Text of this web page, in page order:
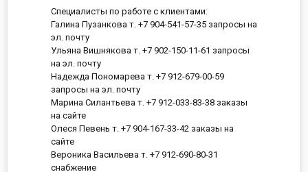
Специалисты по работе с клиентами:
Галина Пузанкова т. +7 904-541-57-35 запросы на
эл. почту
Ульяна Вишнякова т. +7 902-150-11-61 запросы
на эл. почту
Надежда Пономарева т. +7 912-679-00-59
запросы на эл. почту
Марина Силантьева т. +7 912-033-83-38 заказы
на сайте
Олеся Певень т. +7 904-167-33-42 заказы на
сайте
Вероника Васильева т. +7 912-690-80-31
снабжение